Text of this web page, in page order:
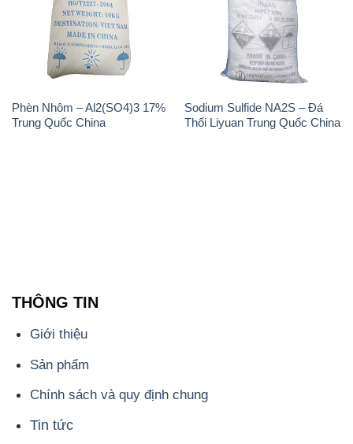
Phèn Nhôm – Al2(SO4)3 17%
Trung Quốc China
Sodium Sulfide NA2S – Đá
Thối Liyuan Trung Quốc China
THÔNG TIN
Giới thiệu
Sản phẩm
Chính sách và quy định chung
Tin tức